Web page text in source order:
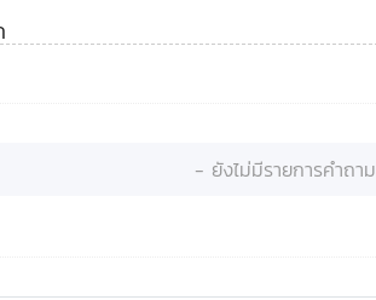
- ยังไม่มีรายการคำถาม